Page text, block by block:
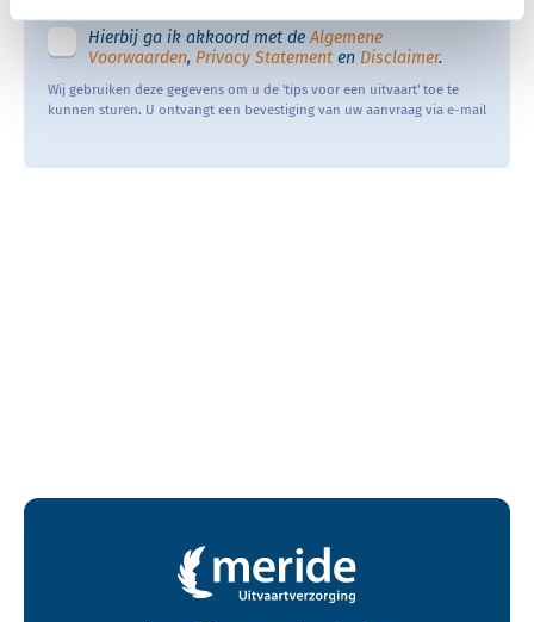
Hierbij ga ik akkoord met de Algemene
Voorwaarden, Privacy Statement en Disclaimer.
Wij gebruiken deze gegevens om u de 'tips voor een uitvaart' toe te
kunnen sturen. U ontvangt een bevestiging van uw aanvraag via e-mail
Contactgegevens en footer menu van Meride